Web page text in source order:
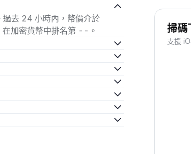
去 24 小時內，幣價介於
加密貨幣中排名第 --。
掃碼
支援